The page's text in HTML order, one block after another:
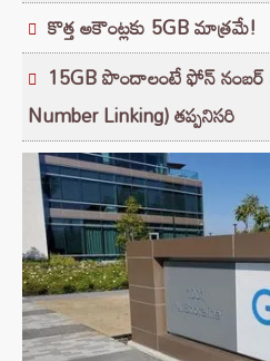
కొత్త అకౌంట్లకు 5GB మాత్రమే!
15GB పొందాలంటే ఫోన్ నంబర్
Number Linking) తప్పనిసరి